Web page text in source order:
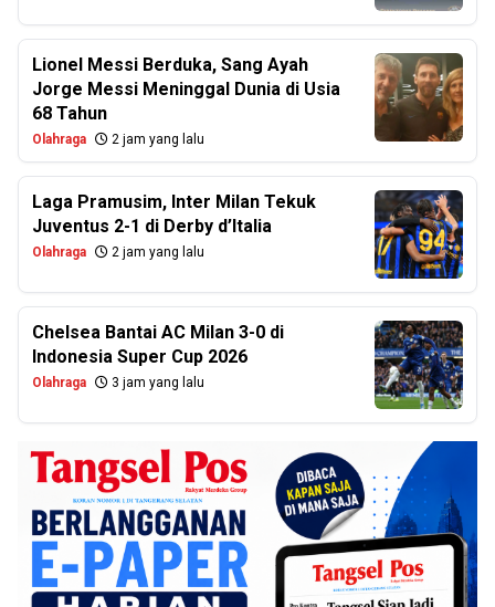
Lionel Messi Berduka, Sang Ayah
Jorge Messi Meninggal Dunia di Usia
68 Tahun
Olahraga 2 jam yang lalu
Laga Pramusim, Inter Milan Tekuk
Juventus 2-1 di Derby d’Italia
Olahraga 2 jam yang lalu
Chelsea Bantai AC Milan 3-0 di
Indonesia Super Cup 2026
Olahraga 3 jam yang lalu